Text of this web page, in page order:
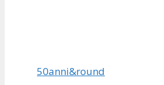
50anni&round